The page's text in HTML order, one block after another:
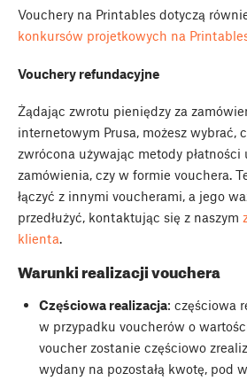
Vouchery na Printables dotyczą
konkursów projetkowych na
Vouchery refundacyjne
Żądając zwrotu pieniędzy za
internetowym Prusa, możesz wybrać,
zwrócona używając metody płatności
zamówienia, czy w formie vouchera.
łączyć z innymi voucherami, a jego
przedłużyć, kontaktując się z naszym
klienta.
Warunki realizacji vouchera
Częściowa realizacja: częściowa
w przypadku voucherów o
voucher zostanie częściowo
wydany na pozostałą kwotę, pod